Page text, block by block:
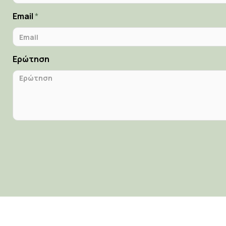
Email
Ερώτηση